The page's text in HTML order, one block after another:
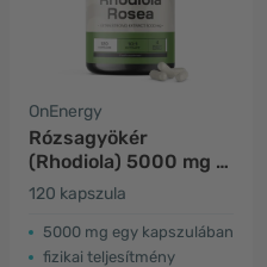
OnEnergy
Rózsagyökér
(Rhodiola) 5000 mg –
kivonat
120 kapszula
5000 mg egy kapszulában
fizikai teljesítmény